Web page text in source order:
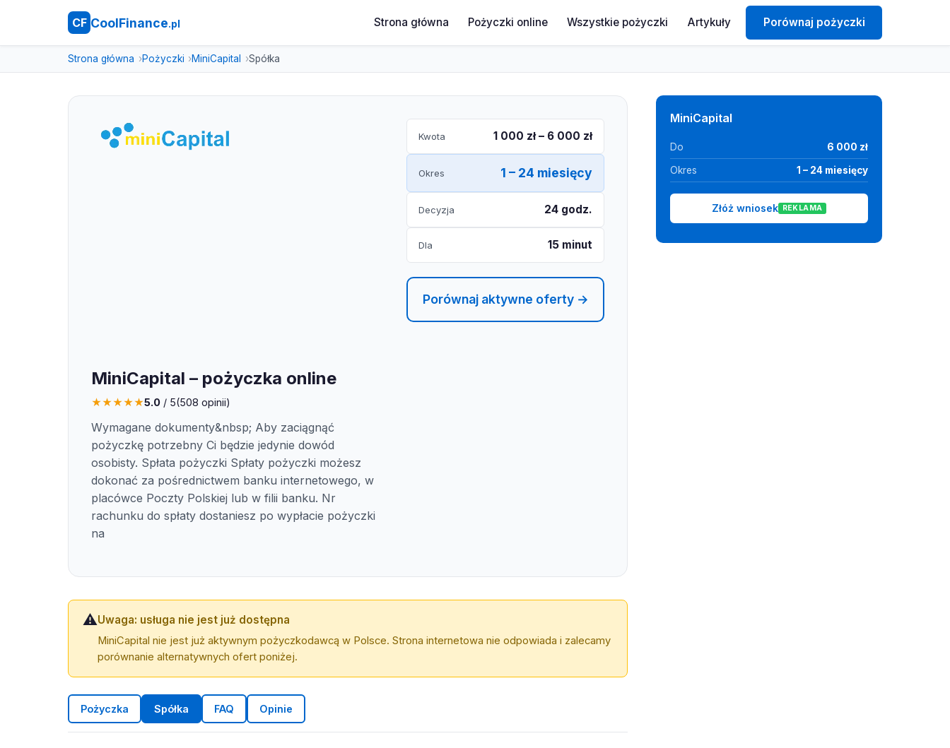
CF CoolFinance.pl Strona główna Pożyczki online Wszystkie pożyczki Artykuły Porównaj pożyczki
Strona główna Pożyczki MiniCapital Spółka
MiniCapital – pożyczka online
★★★★★5.0 / 5(508 opinii)
Wymagane dokumenty&nbsp; Aby zaciągnąć
pożyczkę potrzebny Ci będzie jedynie dowód
osobisty. Spłata pożyczki Spłaty pożyczki możesz
dokonać za pośrednictwem banku internetowego, w
placówce Poczty Polskiej lub w filii banku. Nr
rachunku do spłaty dostaniesz po wypłacie pożyczki
na
Kwota 1 000 zł – 6 000 zł
Okres 1 – 24 miesięcy
Decyzja 24 godz.
Dla 15 minut
Porównaj aktywne oferty →
⚠️Uwaga: usługa nie jest już dostępna
MiniCapital nie jest już aktywnym pożyczkodawcą w Polsce. Strona internetowa nie odpowiada i zalecamy
porównanie alternatywnych ofert poniżej.
Pożyczka Spółka FAQ Opinie
MiniCapital
Do 6 000 zł
Okres 1 – 24 miesięcy
Złóż wniosek REKLAMA